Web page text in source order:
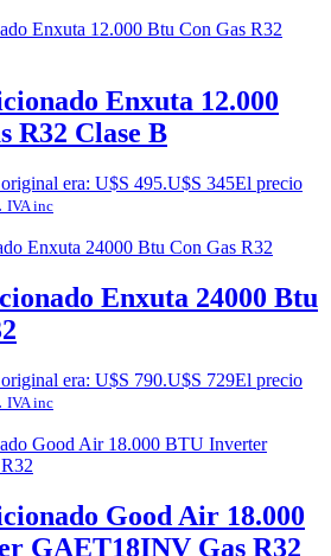
Enxuta 12.000
R32 Clase B
era: U$S 495.U$S 345El precio
IVA inc
Enxuta 24000 Btu
era: U$S 790.U$S 729El precio
IVA inc
Good Air 18.000
GAET18INV Gas R32